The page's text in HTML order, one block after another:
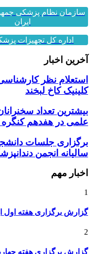
سازمان نظام پزشکی
ایران
اداره کل تجهیزات
آخرین اخبار
استعلام نظر
کلینیک کاخ لبخند
بیشترین تعداد
علمی در هفدهم کنگره
برگزاری جلسات
سالیانه انجمن
اخبار مهم
1
گزارش برگزاری هفته اول
2
گزارش برگزاری هفته